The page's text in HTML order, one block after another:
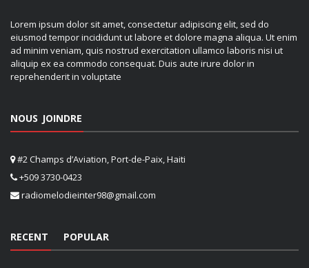
Lorem ipsum dolor sit amet, consectetur adipiscing elit, sed do
eiusmod tempor incididunt ut labore et dolore magna aliqua. Ut enim
ad minim veniam, quis nostrud exercitation ullamco laboris nisi ut
aliquip ex ea commodo consequat. Duis aute irure dolor in
reprehenderit in voluptate
NOUS JOINDRE
#2 Champs d’Aviation, Port-de-Paix, Haiti
+509 3730-0423
radiomelodieinter98@gmail.com
RECENT POPULAR